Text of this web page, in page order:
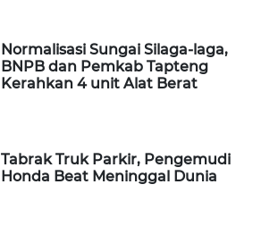
Normalisasi Sungai Silaga-laga,
BNPB dan Pemkab Tapteng
Kerahkan 4 unit Alat Berat
Tabrak Truk Parkir, Pengemudi
Honda Beat Meninggal Dunia